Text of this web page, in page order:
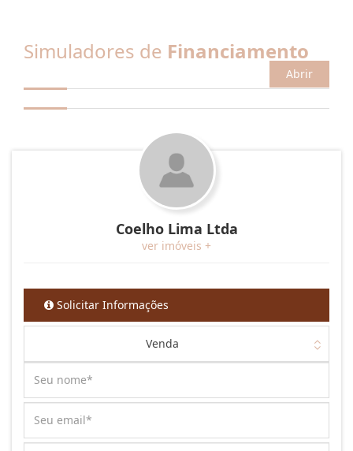
Simuladores de Financiamento
Abrir
Coelho Lima Ltda
ver imóveis +
Solicitar Informações
Venda